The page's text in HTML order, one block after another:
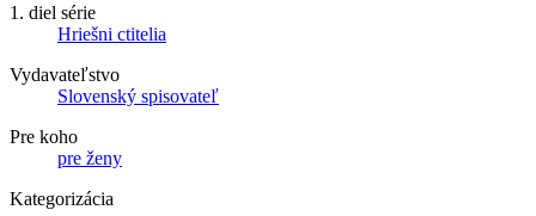
1. diel série
Hriešni ctitelia
Vydavateľstvo
Slovenský spisovateľ
Pre koho
pre ženy
Kategorizácia